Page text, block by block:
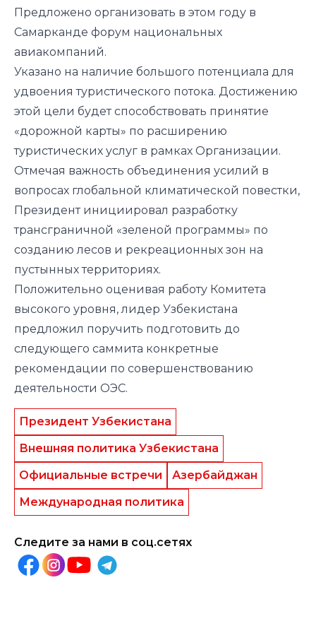
Предложено организовать в этом году в
Самарканде форум национальных
авиакомпаний.
Указано на наличие большого потенциала для
удвоения туристического потока. Достижению
этой цели будет способствовать принятие
«дорожной карты» по расширению
туристических услуг в рамках Организации.
Отмечая важность объединения усилий в
вопросах глобальной климатической повестки,
Президент инициировал разработку
трансграничной «зеленой программы» по
созданию лесов и рекреационных зон на
пустынных территориях.
Положительно оценивая работу Комитета
высокого уровня, лидер Узбекистана
предложил поручить подготовить до
следующего саммита конкретные
рекомендации по совершенствованию
деятельности ОЭС.
Президент Узбекистана
Внешняя политика Узбекистана
Официальные встречи
Азербайджан
Международная политика
Следите за нами в соц.сетях